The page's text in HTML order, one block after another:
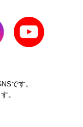
です。
。